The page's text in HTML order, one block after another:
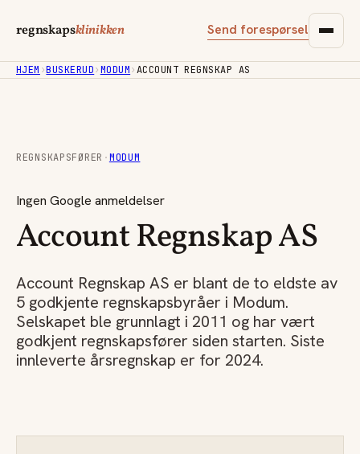
regnskapsklinikken Send forespørsel
HJEM ›BUSKERUD›MODUM›ACCOUNT REGNSKAP AS
REGNSKAPSFØRER ·MODUM
Ingen Google anmeldelser
Account Regnskap AS
Account Regnskap AS er blant de to eldste av
5 godkjente regnskapsbyråer i Modum.
Selskapet ble grunnlagt i 2011 og har vært
godkjent regnskapsfører siden starten. Siste
innleverte årsregnskap er for 2024.